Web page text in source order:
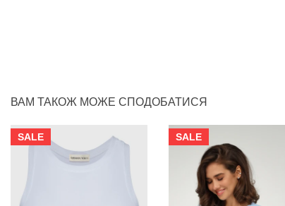
ВАМ ТАКОЖ МОЖЕ СПОДОБАТИСЯ
SALE SALE